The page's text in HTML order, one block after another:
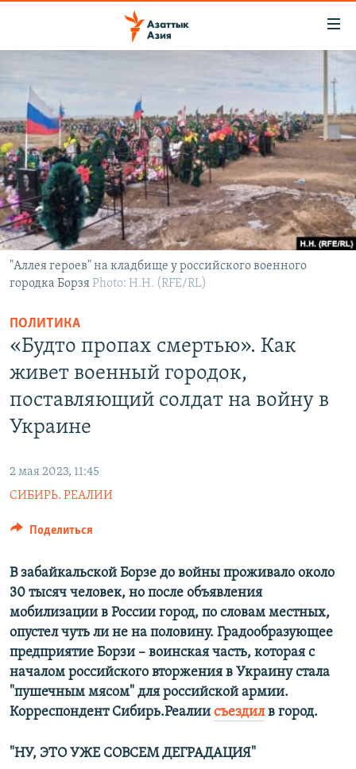
основному
содержанию
Вернутся
к
главной
навигации
Вернутся
к
поиску
ЦЕНТРАЛЬНАЯ АЗИЯ
КАЗАХСТАН
КЫРГЫЗСТАН
УЗБЕКИСТАН
ТАДЖИКИСТАН
НОВОСТИ
ВОЙНА В УКРАИНЕ
НА ДРУГИХ ЯЗЫКАХ
ҚАЗАҚША
КЫРГЫЗЧА
ТОҶИКӢ
ПОДПИШИТЕСЬ НА НАС В СОЦСЕТЯХ
Все сайты РСЕ/РС
"Аллея героев" на кладбище у российского военного
городка БорзяPhoto: Н.Н. (RFE/RL)
ПОЛИТИКА
«Будто пропах смертью». Как
живет военный городок,
поставляющий солдат на войну в
Украине
2 мая 2023, 11:45
СИБИРЬ. РЕАЛИИ
Поделиться
В забайкальской Борзе до войны проживало около
30 тысяч человек, но после объявления
мобилизации в России город, по словам местных,
опустел чуть ли не на половину. Градообразующее
предприятие Борзи – воинская часть, которая с
началом российского вторжения в Украину стала
"пушечным мясом" для российской армии.
Корреспондент Сибирь.Реалии съездилв город.
"НУ, ЭТО УЖЕ СОВСЕМ ДЕГРАДАЦИЯ"